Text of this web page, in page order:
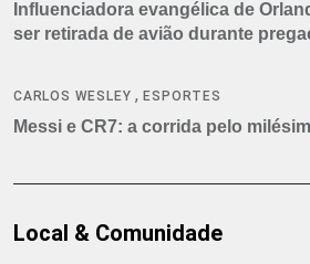
Influenciadora evangélica de
ser retirada de avião durante
CARLOS WESLEY ,ESPORTES
Messi e CR7: a corrida pelo
Local & Comunidade